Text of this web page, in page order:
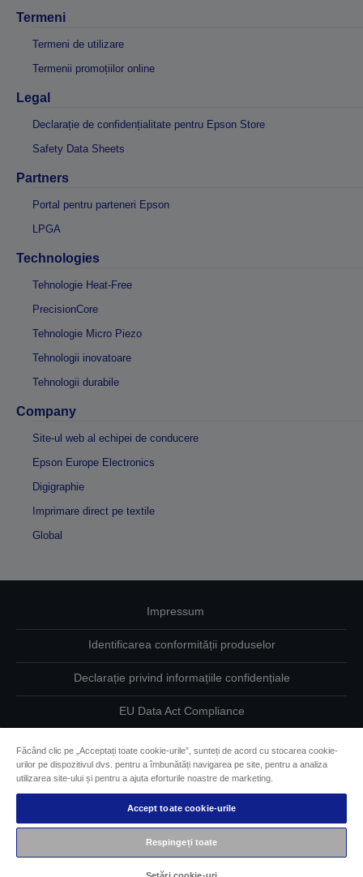
Termeni
Termeni de utilizare
Termenii promoțiilor online
Legal
Declarație de confidențialitate pentru Epson Store
Safety Data Sheets
Partners
Portal pentru parteneri Epson
LPGA
Technologies
Tehnologie Heat-Free
PrecisionCore
Tehnologie Micro Piezo
Tehnologii inovatoare
Tehnologii durabile
Company
Site-ul web al echipei de conducere
Epson Europe Electronics
Digigraphie
Imprimare direct pe textile
Global
Impressum
Identificarea conformității produselor
Declarație privind informațiile confidențiale
EU Data Act Compliance
Informaţii despre modulele cookie
Angajamentul Epson pe linie de accesibilitate
Drepturi de autor © 2026 Seiko Epson
Făcând clic pe „Acceptați toate cookie-urile”, sunteți de acord cu stocarea cookie-
urilor pe dispozitivul dvs. pentru a îmbunătăți navigarea pe site, pentru a analiza
utilizarea site-ului și pentru a ajuta eforturile noastre de marketing.
Accept toate cookie-urile
Respingeți toate